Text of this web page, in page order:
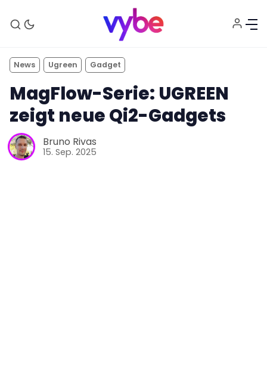
News Ugreen Gadget
MagFlow-Serie: UGREEN
zeigt neue Qi2-Gadgets
Bruno Rivas
15. Sep. 2025